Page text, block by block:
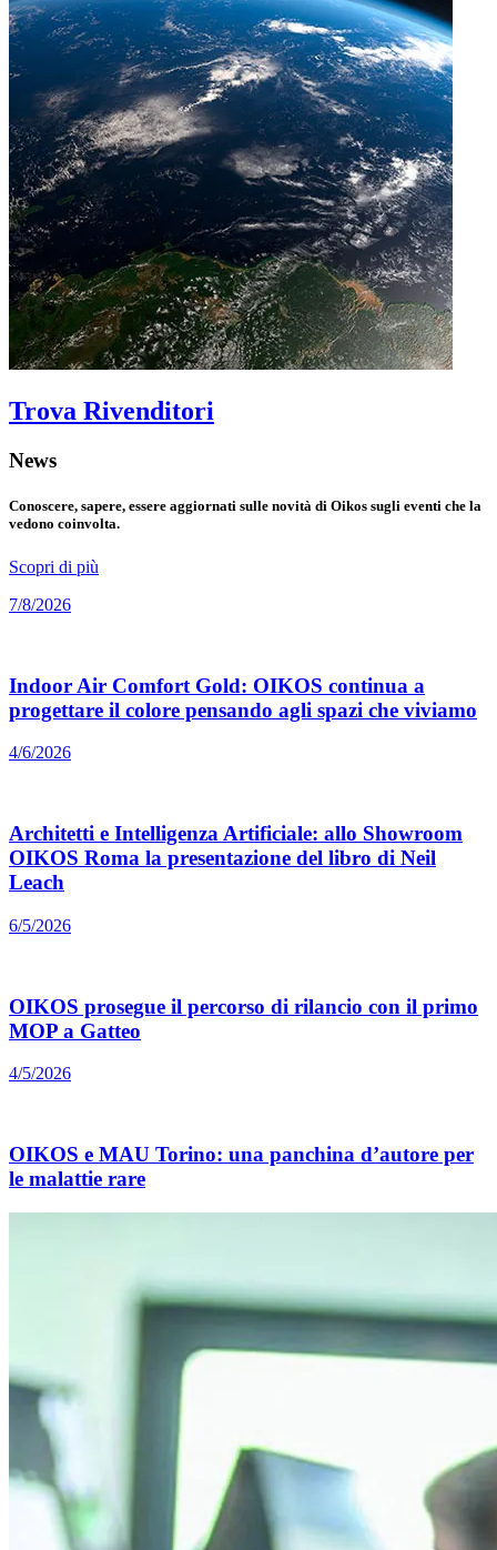
Trova Rivenditori
News
Conoscere, sapere, essere aggiornati sulle novità di Oikos sugli eventi che la
vedono coinvolta.
Scopri di più
7/8/2026
Indoor Air Comfort Gold: OIKOS continua a
progettare il colore pensando agli spazi che viviamo
4/6/2026
Architetti e Intelligenza Artificiale: allo Showroom
OIKOS Roma la presentazione del libro di Neil
Leach
6/5/2026
OIKOS prosegue il percorso di rilancio con il primo
MOP a Gatteo
4/5/2026
OIKOS e MAU Torino: una panchina d’autore per
le malattie rare